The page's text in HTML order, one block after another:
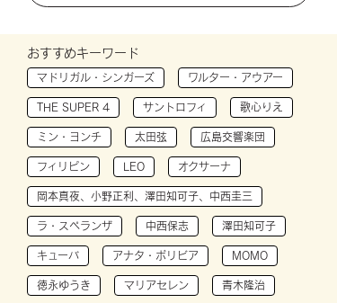
おすすめキーワード
マドリガル・シンガーズ ワルター・アウアー
THE SUPER 4 サントロフィ 歌心りえ
ミン・ヨンチ 太田弦 広島交響楽団
フィリピン LEO オクサーナ
岡本真夜、小野正利、澤田知可子、中西圭三
ラ・スペランザ 中西保志 澤田知可子
キューバ アナタ・ボリビア MOMO
徳永ゆうき マリアセレン 青木隆治